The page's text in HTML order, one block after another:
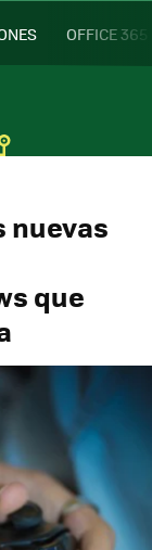
OFFICE 365
nuevas
que